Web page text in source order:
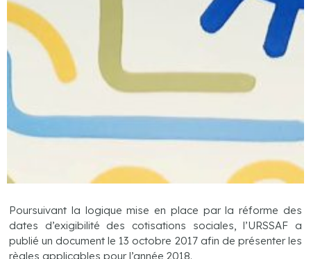
Poursuivant la logique mise en place par la réforme des
dates d’exigibilité des cotisations sociales, l’URSSAF a
publié un document le 13 octobre 2017 afin de présenter les
règles applicables pour l’année 2018.